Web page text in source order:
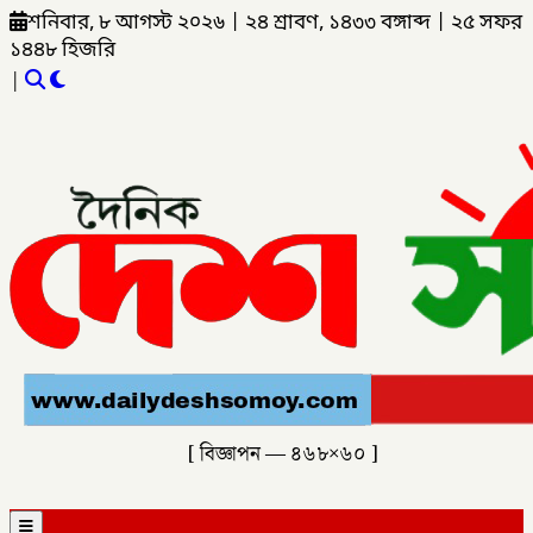
শনিবার, ৮ আগস্ট ২০২৬ ২৪ শ্রাবণ, ১৪৩৩ বঙ্গাব্দ
২৫ সফর
১৪৪৮ হিজরি
|
[ বিজ্ঞাপন — ৪৬৮×৬০ ]